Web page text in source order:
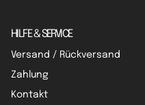
HILFE & SERVICE
Versand / Rückversand
Zahlung
Kontakt